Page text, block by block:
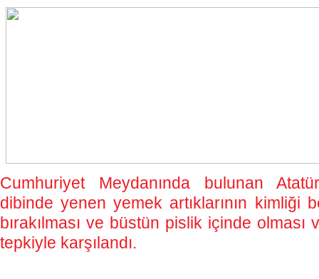
Cumhuriyet Meydanında bulunan
dibinde yenen yemek artıklarının kimliği
bırakılması ve büstün pislik içinde olması
tepkiyle karşılandı.